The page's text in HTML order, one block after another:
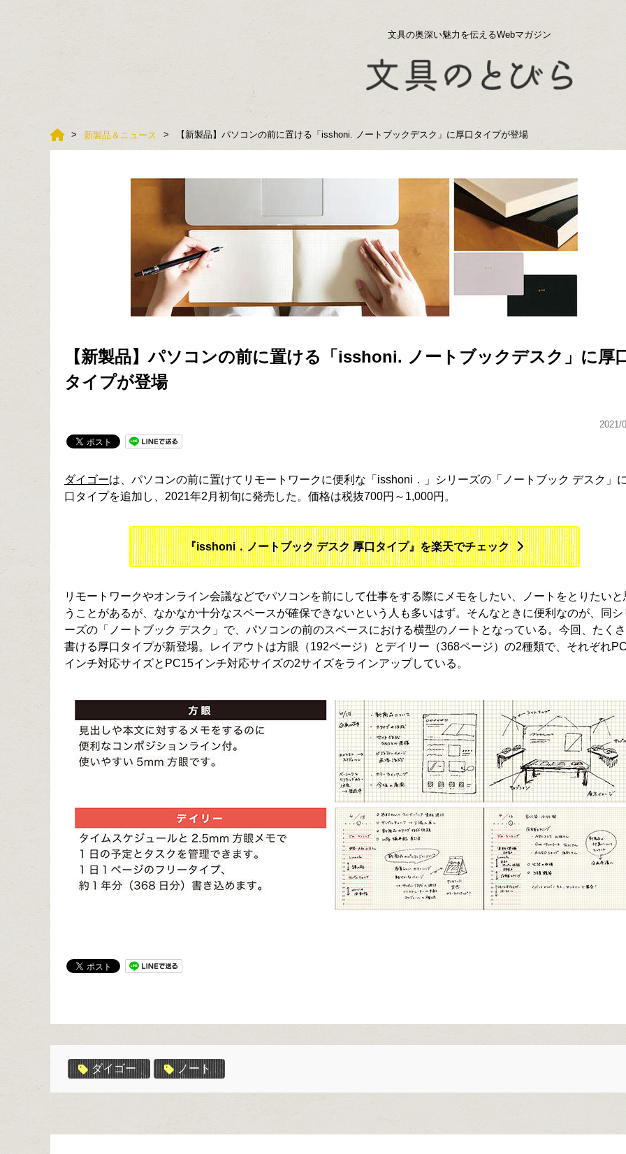
文具の奥深い魅力を伝えるWebマガジン
新製品＆ニュース 【新製品】パソコンの前に置ける「isshoni. ノートブックデスク」に厚口タイプが登場
【新製品】パソコンの前に置ける「isshoni. ノートブックデスク」に厚
タイプが登場
2021/
ダイゴーは、パソコンの前に置けてリモートワークに便利な「isshoni．」シリーズの「ノートブック デスク」
口タイプを追加し、2021年2月初旬に発売した。価格は税抜700円～1,000円。
『isshoni．ノートブック デスク 厚口タイプ』を楽天でチェック
リモートワークやオンライン会議などでパソコンを前にして仕事をする際にメモをしたい、ノートをとりたいと
うことがあるが、なかなか十分なスペースが確保できないという人も多いはず。そんなときに便利なのが、同シ
ーズの「ノートブック デスク」で、パソコンの前のスペースにおける横型のノートとなっている。今回、たく
書ける厚口タイプが新登場。レイアウトは方眼（192ページ）とデイリー（368ページ）の2種類で、それぞれ
インチ対応サイズとPC15インチ対応サイズの2サイズをラインアップしている。
ダイゴー ノート